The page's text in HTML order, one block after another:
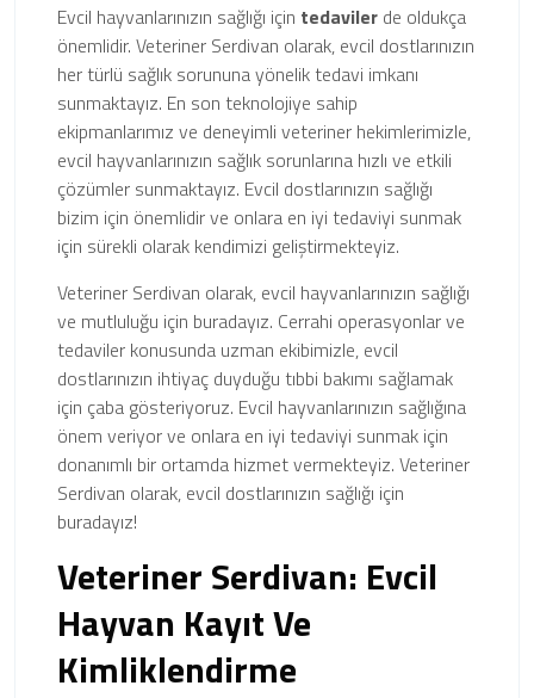
Evcil hayvanlarınızın sağlığı için tedaviler de oldukça
önemlidir. Veteriner Serdivan olarak, evcil dostlarınızın
her türlü sağlık sorununa yönelik tedavi imkanı
sunmaktayız. En son teknolojiye sahip
ekipmanlarımız ve deneyimli veteriner hekimlerimizle,
evcil hayvanlarınızın sağlık sorunlarına hızlı ve etkili
çözümler sunmaktayız. Evcil dostlarınızın sağlığı
bizim için önemlidir ve onlara en iyi tedaviyi sunmak
için sürekli olarak kendimizi geliştirmekteyiz.
Veteriner Serdivan olarak, evcil hayvanlarınızın sağlığı
ve mutluluğu için buradayız. Cerrahi operasyonlar ve
tedaviler konusunda uzman ekibimizle, evcil
dostlarınızın ihtiyaç duyduğu tıbbi bakımı sağlamak
için çaba gösteriyoruz. Evcil hayvanlarınızın sağlığına
önem veriyor ve onlara en iyi tedaviyi sunmak için
donanımlı bir ortamda hizmet vermekteyiz. Veteriner
Serdivan olarak, evcil dostlarınızın sağlığı için
buradayız!
Veteriner Serdivan: Evcil
Hayvan Kayıt Ve
Kimliklendirme